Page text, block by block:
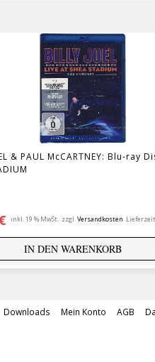
& PAUL McCARTNEY: Blu-ray
inkl. 19 % MwSt. zzgl.Versandkosten
IN DEN WARENKORB
Downloads Mein Konto AGB